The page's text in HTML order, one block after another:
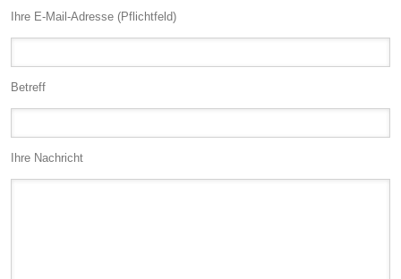
Ihre E-Mail-Adresse (Pflichtfeld)
Betreff
Ihre Nachricht